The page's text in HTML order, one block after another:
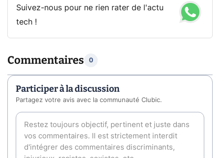
Suivez-nous pour ne rien rater de l'actu
tech !
Commentaires 0
Participer à la discussion
Partagez votre avis avec la communauté Clubic.